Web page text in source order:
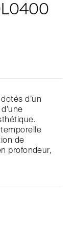
d’un
de
profondeur,